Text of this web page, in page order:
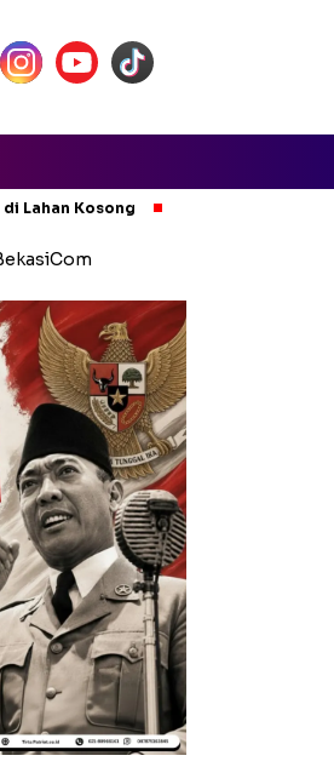
Lahan Kosong